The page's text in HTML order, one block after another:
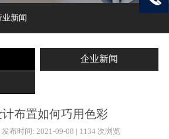
业新闻
企业新闻
计布置如何巧用色彩
布时间: 2021-09-08 | 1134 次浏览